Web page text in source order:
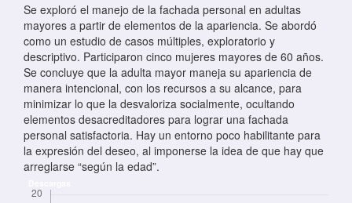
Se exploró el manejo de la fachada personal en adultas
mayores a partir de elementos de la apariencia. Se abordó
como un estudio de casos múltiples, exploratorio y
descriptivo. Participaron cinco mujeres mayores de 60 años.
Se concluye que la adulta mayor maneja su apariencia de
manera intencional, con los recursos a su alcance, para
minimizar lo que la desvaloriza socialmente, ocultando
elementos desacreditadores para lograr una fachada
personal satisfactoria. Hay un entorno poco habilitante para
la expresión del deseo, al imponerse la idea de que hay que
arreglarse “según la edad”.